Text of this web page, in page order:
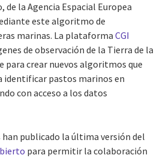
la Agencia Espacial Europea
este algoritmo de
marinas. La plataforma CGI
de observación de la Tierra de la
para crear nuevos algoritmos que
identificar pastos marinos en
con acceso a los datos
han publicado la última versión del
para permitir la colaboración